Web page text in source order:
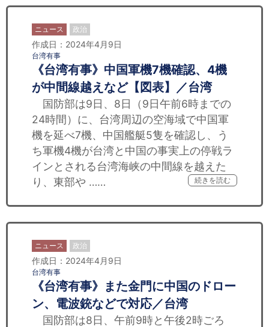
ニュース 政治
作成日：2024年4月9日
台湾有事
《台湾有事》中国軍機7機確認、4機
が中間線越えなど【図表】／台湾
国防部は9日、8日（9日午前6時までの
24時間）に、台湾周辺の空海域で中国軍
機を延べ7機、中国艦艇5隻を確認し、う
ち軍機4機が台湾と中国の事実上の停戦ラ
インとされる台湾海峡の中間線を越えた
り、東部や ……
続きを読む
ニュース 政治
作成日：2024年4月9日
台湾有事
《台湾有事》また金門に中国のドロー
ン、電波銃などで対応／台湾
国防部は8日、午前9時と午後2時ごろ